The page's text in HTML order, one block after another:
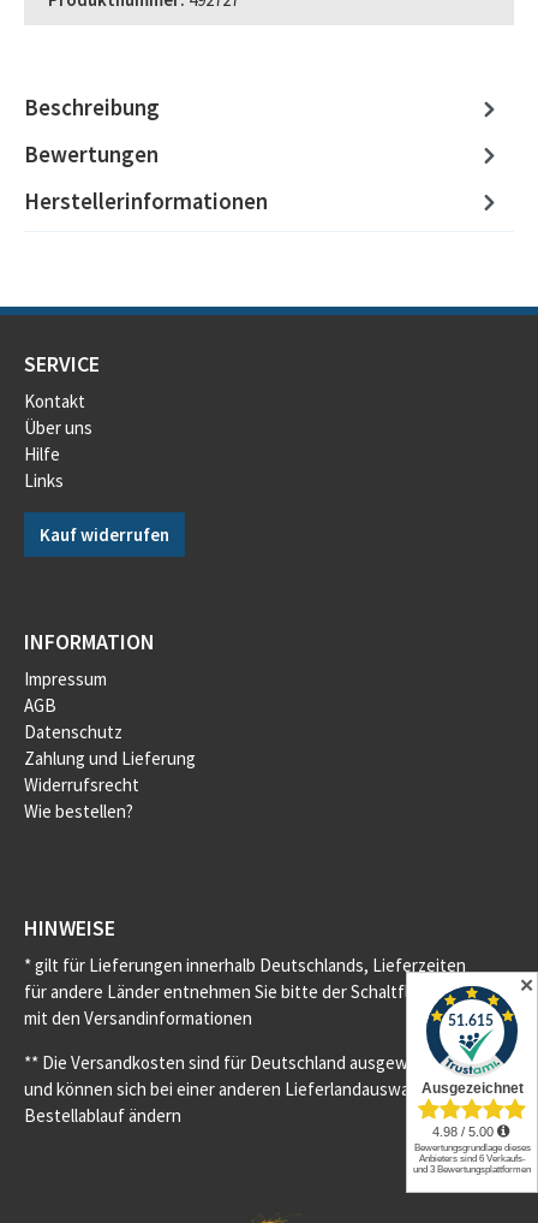
Beschreibung
Bewertungen
Herstellerinformationen
SERVICE
Kontakt
Über uns
Hilfe
Links
Kauf widerrufen
INFORMATION
Impressum
AGB
Datenschutz
Zahlung und Lieferung
Widerrufsrecht
Wie bestellen?
HINWEISE
* gilt für Lieferungen innerhalb Deutschlands, Lieferzeiten
für andere Länder entnehmen Sie bitte der Schaltfläche
mit den Versandinformationen
** Die Versandkosten sind für Deutschland ausgewiesen
und können sich bei einer anderen Lieferlandauswahl im
Bestellablauf ändern
✕